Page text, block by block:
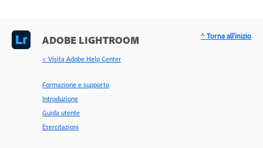
ADOBE LIGHTROOM
< Visita Adobe Help Center
Formazione e supporto
Introduzione
Guida utente
Esercitazioni
^ Torna all'inizio